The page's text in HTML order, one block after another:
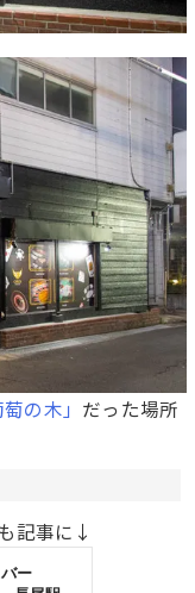
の木」 だった場所
記事に↓